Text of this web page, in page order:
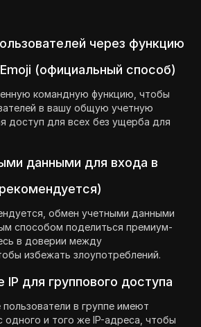
через функцию
(официальный способ)
командную функцию, чтобы
в вашу общую учетную
доступ для всех без ущерба для
данными для входа в
обмен учетными данными
способом поделиться премиум-
в доверии между
избежать злоупотреблений.
для группового доступа
в группе имеют
одного и того же IP-адреса, чтобы